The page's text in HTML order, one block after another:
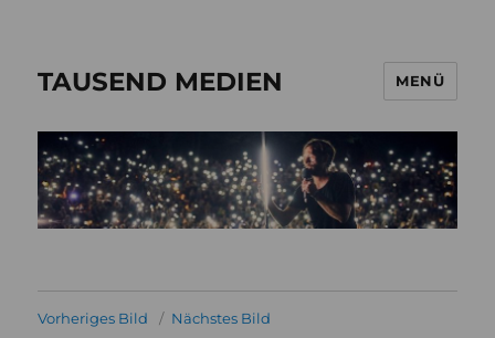
TAUSEND MEDIEN MENÜ
Vorheriges Bild Nächstes Bild